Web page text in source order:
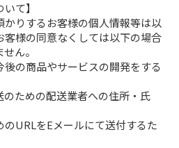
て】
りするお客様の個人情報等は以
様の同意なくしては以下の場合
ん。
の商品やサービスの開発をする
ための配送業者への住所・氏
URLをEメールにて送付するた